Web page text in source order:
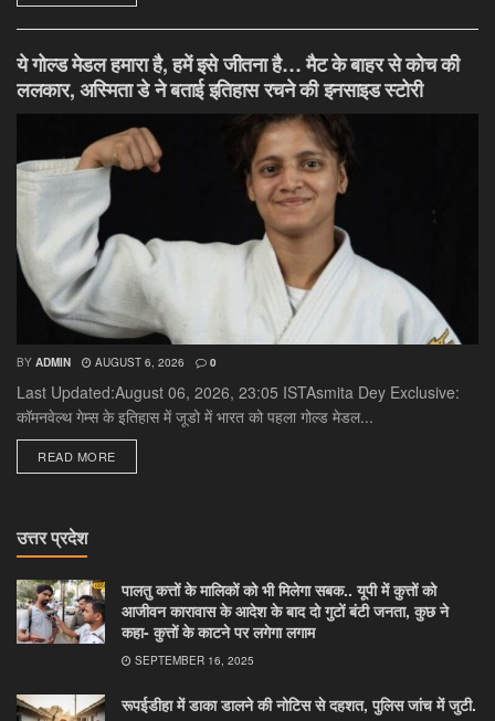
ये गोल्ड मेडल हमारा है, हमें इसे जीतना है… मैट के बाहर से कोच की
ललकार, अस्मिता डे ने बताई इतिहास रचने की इनसाइड स्टोरी
BY ADMIN AUGUST 6, 2026 0
Last Updated:August 06, 2026, 23:05 ISTAsmita Dey Exclusive:
कॉमनवेल्थ गेम्स के इतिहास में जूडो में भारत को पहला गोल्ड मेडल...
READ MOREDETAILS
उत्तर प्रदेश
पालतु कत्तों के मालिकों को भी मिलेगा सबक.. यूपी में कुत्तों को
आजीवन कारावास के आदेश के बाद दो गुटों बंटी जनता, कुछ ने
कहा- कुत्तों के काटने पर लगेगा लगाम
SEPTEMBER 16, 2025
रूपईडीहा में डाका डालने की नोटिस से दहशत, पुलिस जांच में जुटी.